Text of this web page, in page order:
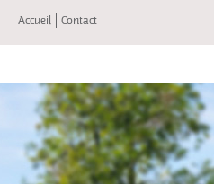
Accueil Contact